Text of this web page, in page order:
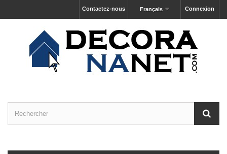
Connexion
Français
Contactez-nous